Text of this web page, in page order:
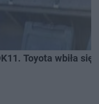
Toyota wbiła się